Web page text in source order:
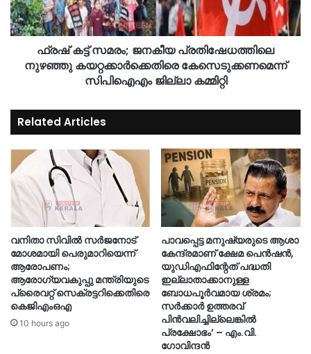
ഫ്രഷ്‌ കട്ട് സമരം; ജനകീയ പ്രതിഷേധത്തിലെ
നുഴഞ്ഞു കയറ്റക്കാർക്കെതിരെ കേസെടുക്കണമെന്ന്
സിപിഐഎം ജില്ലാ കമ്മിറ്റി
Related Articles
വനിതാ സിവിൽ സർജനോട്
മോശമായി പെരുമാറിയെന്ന്
ആരോപണം;
ആരോഗ്യവകുപ്പു മന്ത്രിയുടെ
പ്രൈവറ്റ് സെക്രട്ടറിക്കെതിരെ
കെജിഎംഒഎ
10 hours ago
പാവപ്പെട്ട മനുഷ്യരുടെ ആശാ
കേന്ദ്രമാണ് ക്ഷേമ പെൻഷൻ,
യുഡിഎഫിന്റേത് പദ്ധതി
ഇല്ലാതാക്കാനുള്ള
ബോധപൂർവമായ ശ്രമം;
സർക്കാർ ഉത്തരവ്
പിൻവലിച്ചില്ലെങ്കിൽ
പ്രക്ഷോഭം’ – എം.വി.
ഗോവിന്ദൻ